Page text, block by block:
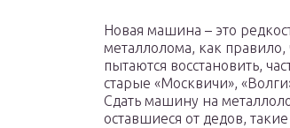
Новая машина – это
металлолома, как правило,
пытаются восстановить,
старые «Москвичи»,
Сдать машину на
оставшиеся от дедов,